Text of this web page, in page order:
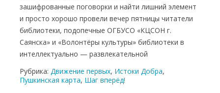
зашифрованные поговорки и найти лишний элемент
и просто хорошо провели вечер пятницы читатели
библиотеки, подопечные ОГБУСО «КЦСОН г.
Саянска» и «Волонтёры культуры» библиотеки в
интеллектуально — развлекательной
Рубрика: Движение первых, Истоки Добра,
Пушкинская карта, Шаг вперёд!